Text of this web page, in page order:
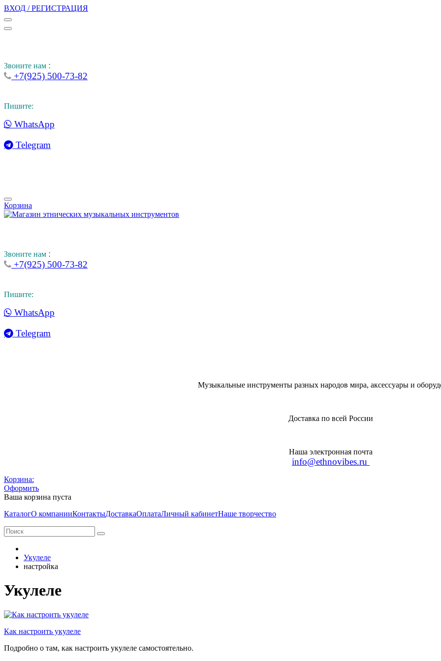
ВХОД / РЕГИСТРАЦИЯ
Звоните нам :
+7(925) 500-73-82
Пишите:
WhatsApp
Telegram
Корзина
Звоните нам :
+7(925) 500-73-82
Пишите:
WhatsApp
Telegram
Музыкальные инструменты разных народов мира, аксессуары и
Доставка по всей России
Наша электронная почта
info@ethnovibes.ru
Корзина:
Оформить
Ваша корзина пуста
КаталогО компанииКонтактыДоставкаОплатаЛичный кабинетНаше творчество
Укулеле
настройка
Укулеле
Как настроить укулеле
Подробно о там, как настроить укулеле самостоятельно.